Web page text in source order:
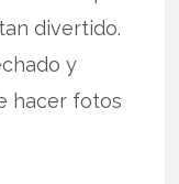
divertido.
y
hacer fotos